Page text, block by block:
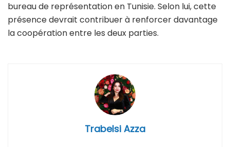
bureau de représentation en Tunisie. Selon lui, cette
présence devrait contribuer à renforcer davantage
la coopération entre les deux parties.
Trabelsi Azza